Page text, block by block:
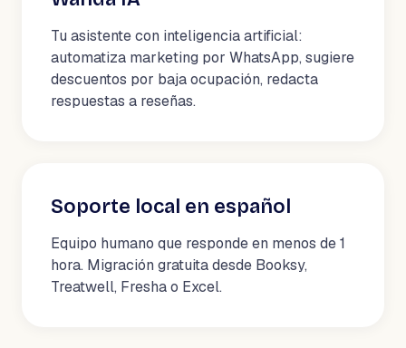
Tu asistente con inteligencia artificial:
automatiza marketing por WhatsApp, sugiere
descuentos por baja ocupación, redacta
respuestas a reseñas.
Soporte local en español
Equipo humano que responde en menos de 1
hora. Migración gratuita desde Booksy,
Treatwell, Fresha o Excel.